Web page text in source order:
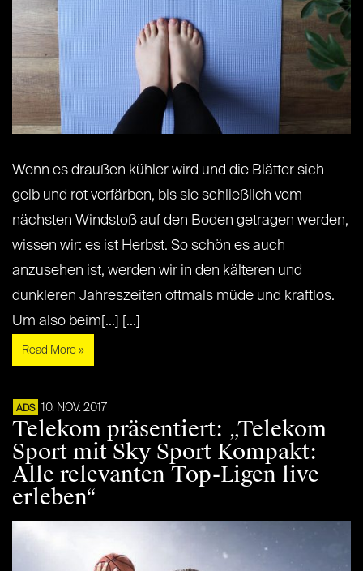
Wenn es draußen kühler wird und die Blätter sich
gelb und rot verfärben, bis sie schließlich vom
nächsten Windstoß auf den Boden getragen werden,
wissen wir: es ist Herbst. So schön es auch
anzusehen ist, werden wir in den kälteren und
dunkleren Jahreszeiten oftmals müde und kraftlos.
Um also beim[...] [...]
Read More »
ADS 10. NOV. 2017
Telekom präsentiert: „Telekom
Sport mit Sky Sport Kompakt:
Alle relevanten Top-Ligen live
erleben“